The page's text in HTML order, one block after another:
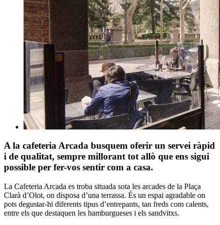
A la cafeteria Arcada busquem oferir un servei ràpid
i de qualitat, sempre millorant tot allò que ens sigui
possible per fer-vos sentir com a casa.
La Cafeteria Arcada es troba situada sota les arcades de la Plaça
Clarà d’Olot, on disposa d’una terrassa. És un espai agradable on
pots degustar-hi diferents tipus d’entrepants, tan freds com calents,
entre els que destaquen les hamburgueses i els sandvitxs.